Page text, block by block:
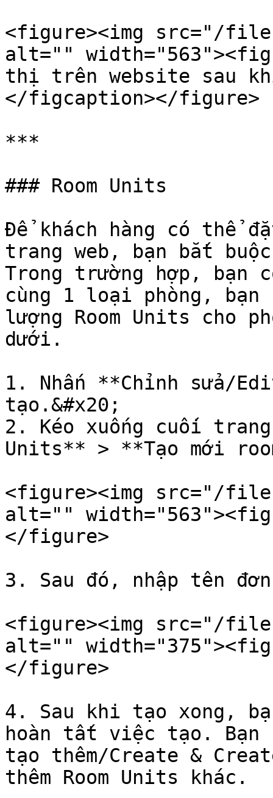
<figure><img src="/files/
alt=""
thị trên website sau
</figcaption></figure>
***
### Room Units
Để khách hàng có thể
trang web, bạn bắt
Trong trường hợp, bạn
cùng 1 loại phòng,
lượng Room Units cho
dưới.
1. Nhấn **Chỉnh sửa/
tạo.&#x20;
2. Kéo xuống cuối
Units** > **Tạo mới
<figure><img src="/
alt=""
</figure>
3. Sau đó, nhập tên
<figure><img src="/files/
alt=""
</figure>
4. Sau khi tạo xong,
hoàn tất việc tạo. Bạn
tạo thêm/Create &
thêm Room Units khác.